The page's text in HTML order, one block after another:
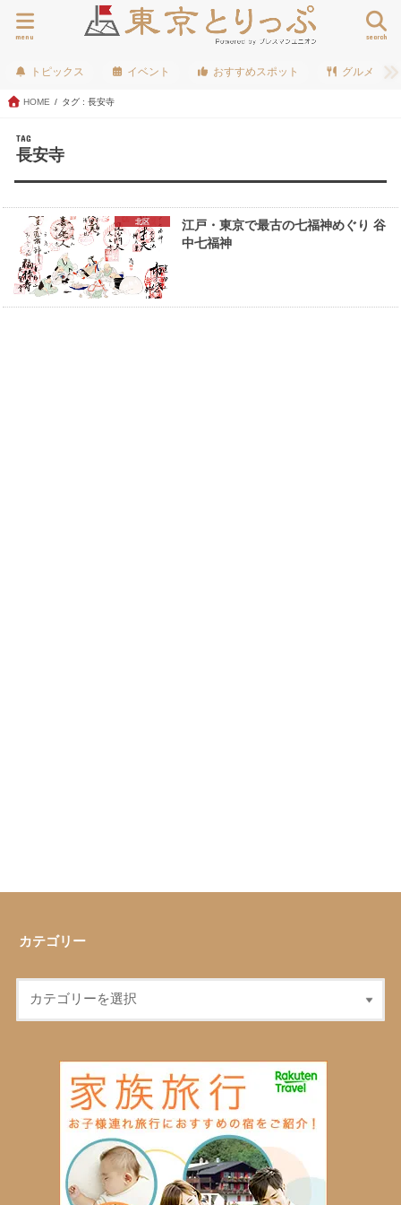
search
menu
トピックス イベント おすすめスポット グルメ
HOME タグ : 長安寺
TAG
長安寺
北区
江戸・東京で最古の七福神めぐり 谷
中七福神
カテゴリー